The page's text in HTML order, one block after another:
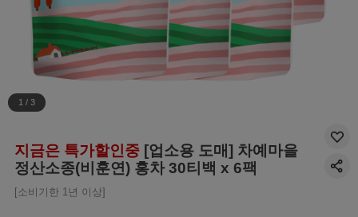
1 / 3
지금은 특가할인중 [업소용 도매] 차예마을
정산소종(비훈연) 홍차 30티백 x 6팩
[소비기한 1년 이상]